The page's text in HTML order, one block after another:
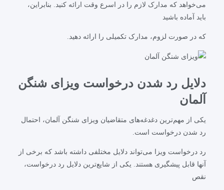
می‌خواهد که مدارک لازم را در اسرع وقت ارائه کنید. بنابراین،
باید آماده باشید
که در صورت لزوم، مدارک تکمیلی را ارائه دهید.
دلایل رد شدن درخواست ویزای شنگن
آلمان
یکی از مهم‌ترین دغدغه‌های متقاضیان ویزای شنگن آلمان، احتمال
رد شدن درخواست است.
رد درخواست ویزا می‌تواند دلایل مختلفی داشته باشد که برخی از
آنها قابل پیشگیری هستند. یکی از شایع‌ترین دلایل رد درخواست،
نقص